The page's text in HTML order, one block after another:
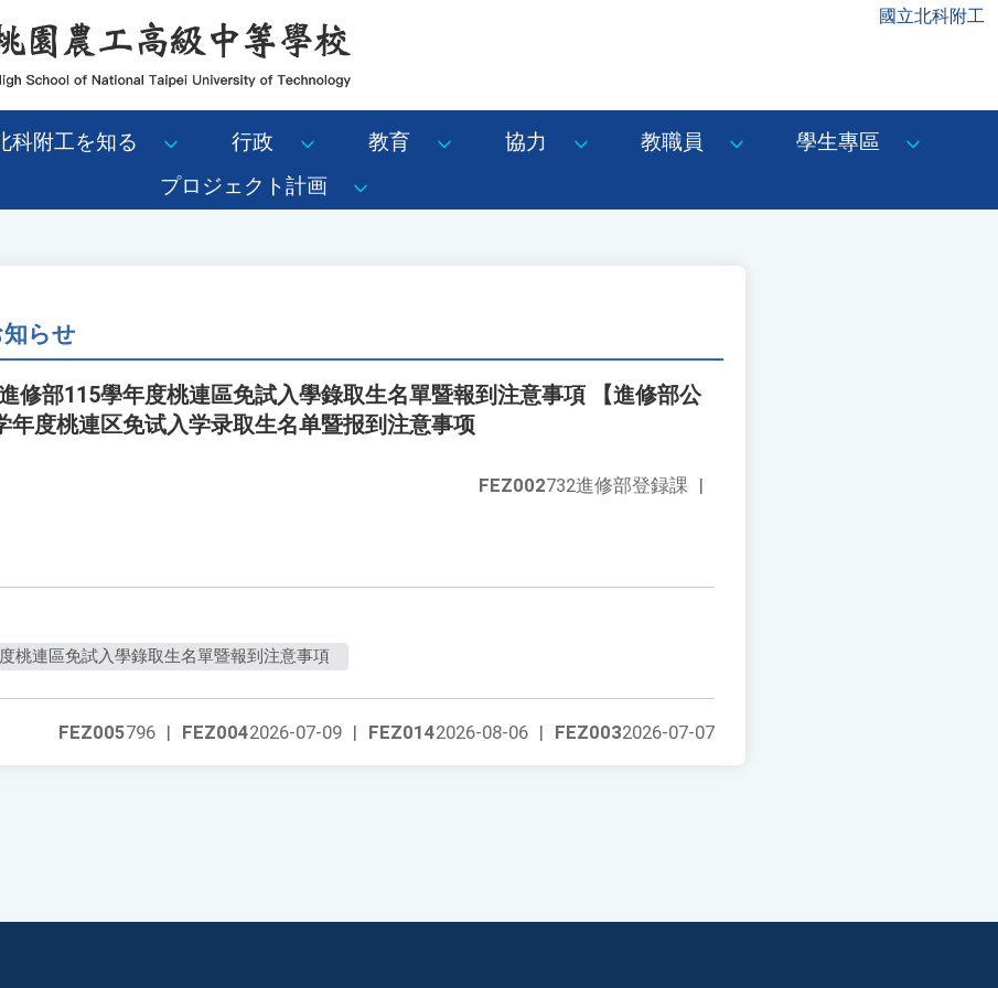
國立北科附工
科附工を知る 行政 教育 協力 教職員
學生專區
プロジェクト計画
らせ
修部115學年度桃連區免試入學錄取生名單暨報到注意事項 【進修部公
年度桃連区免试入学录取生名单暨报到注意事项
FEZ002732進修部登録課 |
桃連區免試入學錄取生名單暨報到注意事項
FEZ0032026-07-07
FEZ0142026-08-06 |
FEZ0042026-07-09 |
FEZ005796 |